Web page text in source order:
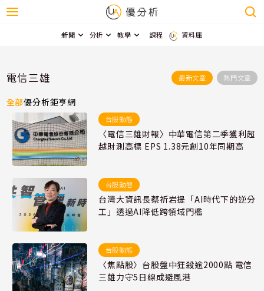
新聞 分析 教學 課程 資料庫
電信三雄 最新文章 熱門文章
全部優分析鉅亨網
台股動態
〈電信三雄財報〉中華電信第二季獲利超
越財測高標 EPS 1.38元創10年同期高
台股動態
台灣大資訊長蔡祈岩提「AI時代下的逆分
工」透過AI降低跨領域門檻
台股動態
〈焦點股〉台股盤中狂殺逾2000點 電信
三雄力守5日線成避風港